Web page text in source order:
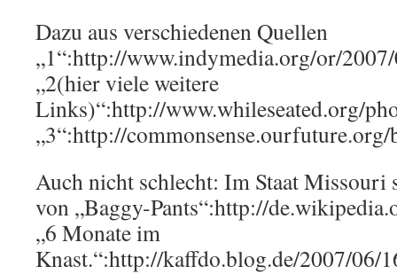
Dazu aus verschiedenen Quellen
„1“:http://www.indymedia.org/or/
„2(hier viele weitere
Links)“:http://www.whileseated.org/
„3“:http://
Auch nicht schlecht: Im Staat Missouri
von „Baggy-Pants“:http://
„6 Monate im
Knast.“:http://kaffdo.blog.de/2007/06/